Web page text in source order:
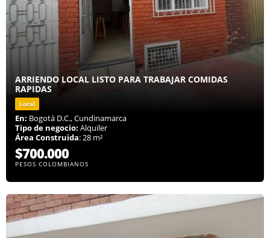
ARRIENDO LOCAL LISTO PARA TRABAJAR COMIDAS
RAPIDAS
Local
En: Bogotá D.C., Cundinamarca
Tipo de negocio: Alquiler
Área Construida: 28 m²
$700.000
PESOS COLOMBIANOS